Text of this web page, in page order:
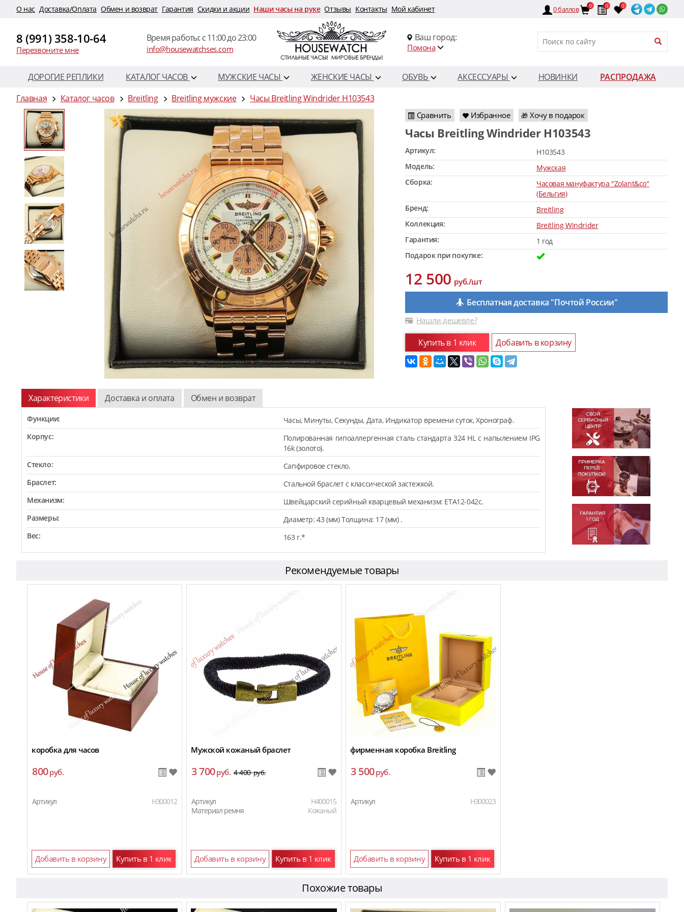
O нас Доставка/Оплата Обмен и возврат Гарантия Скидки и акции Наши часы на руке Отзывы Контакты Мой кабинет 0баллов 0 0 0
8 (991) 358-10-64
Перезвоните мне
Время работы: c 11:00 до 23:00
info@housewatchses.com
Ваш город:
Помона
ДОРОГИЕ РЕПЛИКИ КАТАЛОГ ЧАСОВ МУЖСКИЕ ЧАСЫ ЖЕНСКИЕ ЧАСЫ ОБУВЬ АКСЕССУАРЫ НОВИНКИ
РАСПРОДАЖА
Главная
Каталог часов Breitling Breitling мужские Часы Breitling Windrider H103543
Сравнить Избранное 🎁 Хочу в подарок
Часы Breitling Windrider H103543
Артикул:
H103543
Модель:
Мужская
Сборка:
Часовая мануфактура "Zolant&co"
(Бельгия)
Бренд:
Breitling
Коллекция:
Breitling Windrider
Гарантия:
1 год
Подарок при покупке:
12 500руб./шт
Бесплатная доставка "Почтой России"
Нашли дешевле?
Купить в 1 клик Добавить в корзину
Характеристики Доставка и оплата Обмен и возврат
Функции:
Часы, Минуты, Секунды, Дата, Индикатор времени суток, Хронограф.
Корпус:
Полированная гипоаллергенная сталь стандарта 324 HL с напылением IPG
16k (золото).
Стекло:
Сапфировое стекло.
Браслет:
Стальной браслет с классической застежкой.
Механизм:
Швейцарский серийный кварцевый механизм: ETA12-042c.
Размеры:
Диаметр: 43 (мм) Толщина: 17 (мм) .
Вес:
163 г.*
Рекомендуемые товары
коробка для часов
800руб.
Артикул H300012
Добавить в корзину Купить в 1 клик
Мужской кожаный браслет
3 700руб. 4 400руб.
Артикул
H400015
Материал ремня
Кожаный
Добавить в корзину Купить в 1 клик
фирменная коробка Breitling
3 500руб.
Артикул H300023
Добавить в корзину Купить в 1 клик
Похожие товары